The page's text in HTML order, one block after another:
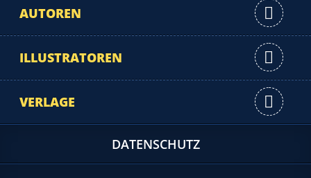
AUTOREN
ILLUSTRATOREN
VERLAGE
DATENSCHUTZ